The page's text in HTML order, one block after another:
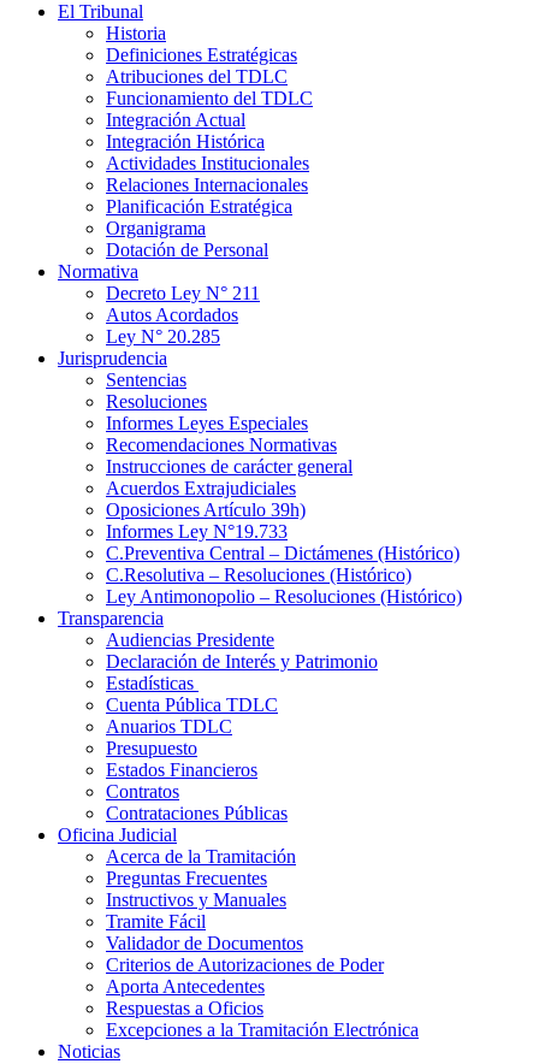
El Tribunal
Historia
Definiciones Estratégicas
Atribuciones del TDLC
Funcionamiento del TDLC
Integración Actual
Integración Histórica
Actividades Institucionales
Relaciones Internacionales
Planificación Estratégica
Organigrama
Dotación de Personal
Normativa
Decreto Ley N° 211
Autos Acordados
Ley N° 20.285
Jurisprudencia
Sentencias
Resoluciones
Informes Leyes Especiales
Recomendaciones Normativas
Instrucciones de carácter general
Acuerdos Extrajudiciales
Oposiciones Artículo 39h)
Informes Ley N°19.733
C.Preventiva Central – Dictámenes (Histórico)
C.Resolutiva – Resoluciones (Histórico)
Ley Antimonopolio – Resoluciones (Histórico)
Transparencia
Audiencias Presidente
Declaración de Interés y Patrimonio
Estadísticas
Cuenta Pública TDLC
Anuarios TDLC
Presupuesto
Estados Financieros
Contratos
Contrataciones Públicas
Oficina Judicial
Acerca de la Tramitación
Preguntas Frecuentes
Instructivos y Manuales
Tramite Fácil
Validador de Documentos
Criterios de Autorizaciones de Poder
Aporta Antecedentes
Respuestas a Oficios
Excepciones a la Tramitación Electrónica
Noticias